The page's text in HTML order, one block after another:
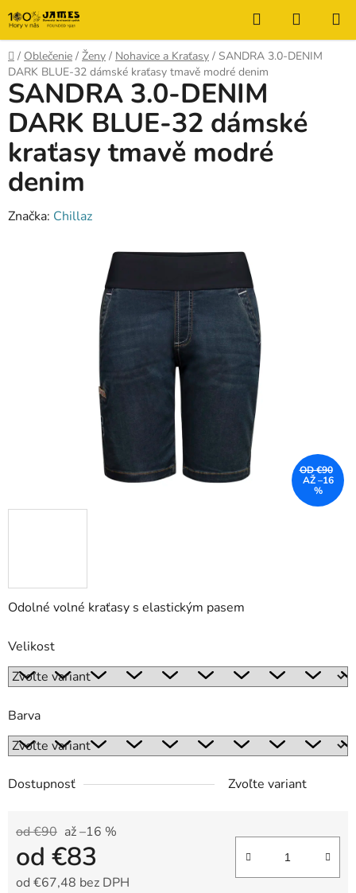
Prejsť
na
obsah
Hľadať
KOŠÍK
Domov
/ Oblečenie / Ženy / Nohavice a Kraťasy / SANDRA 3.0-DENIM
DARK BLUE-32 dámské kraťasy tmavě modré denim
Odolné volné kraťasy s elastickým pasem
Velikost
Barva
Dostupnosť Zvoľte variant
od €90 až –16 %
od €83
od €67,48 bez DPH
SANDRA 3.0-DENIM
DARK BLUE-32 dámské
kraťasy tmavě modré
denim
Značka: Chillaz
OD €90
AŽ –16
%